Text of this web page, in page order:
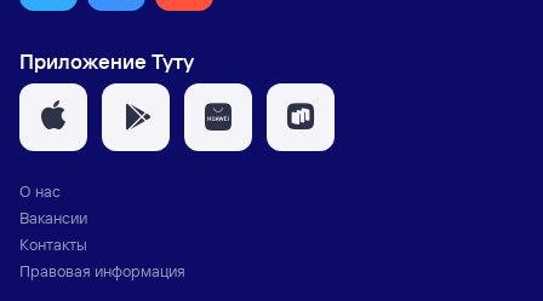
Приложение Туту
О нас
Вакансии
Контакты
Правовая информация